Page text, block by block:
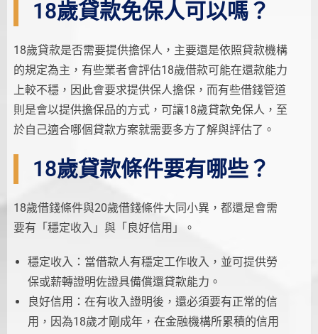
18歲貸款免保人可以嗎？
18歲貸款是否需要提供擔保人，主要還是依照貸款機構
的規定為主，有些業者會評估18歲借款可能在還款能力
上較不穩，因此會要求提供保人擔保，而有些借錢管道
則是會以提供擔保品的方式，可讓18歲貸款免保人，至
於自己適合哪個貸款方案就需要多方了解與評估了。
18歲貸款條件要有哪些？
18歲借錢條件與20歲借錢條件大同小異，都還是會需
要有「穩定收入」與「良好信用」。
穩定收入：當借款人有穩定工作收入，並可提供勞
保或薪轉證明佐證具備償還貸款能力。
良好信用：在有收入證明後，還必須要有正常的信
用，因為18歲才剛成年，在金融機構所累積的信用